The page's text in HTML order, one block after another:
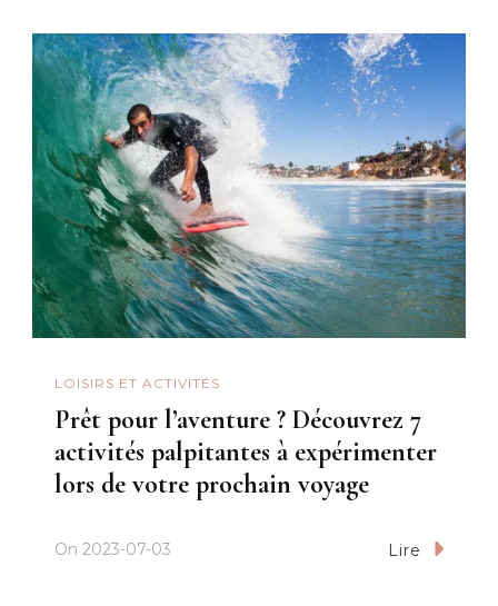
LOISIRS ET ACTIVITÉS
Prêt pour l’aventure ? Découvrez 7
activités palpitantes à expérimenter
lors de votre prochain voyage
On 2023-07-03 Lire